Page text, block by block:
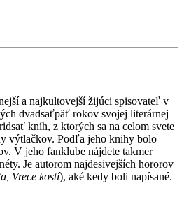
a najkultovejší žijúci spisovateľ v
dvadsaťpäť rokov svojej literárnej
kníh, z ktorých sa na celom svete
výtlačkov. Podľa jeho knihy bolo
V jeho fanklube nájdete takmer
Je autorom najdesivejších hororov
Vrece kostí), aké kedy boli napísané.